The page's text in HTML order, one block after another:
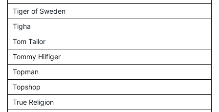
Tiger of Sweden
Tigha
Tom Tailor
Tommy Hilfiger
Topman
Topshop
True Religion